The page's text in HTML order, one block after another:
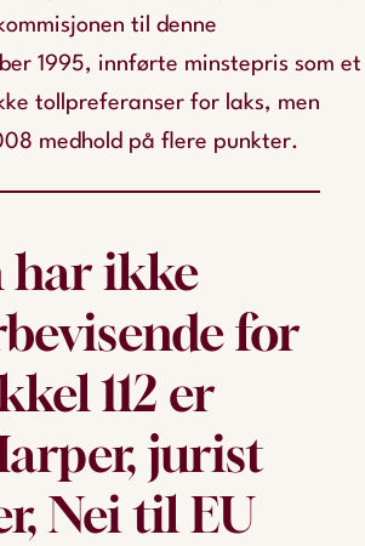
til denne
1995, innførte minstepris som et
tollpreferanser for laks, men
medhold på flere punkter.
har ikke
for
112 er
jurist
Nei til EU